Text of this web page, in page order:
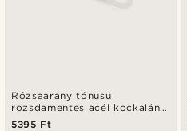
Rózsaarany tónusú
rozsdamentes acél kockalánc
napszemüveg lánc
5395 Ft